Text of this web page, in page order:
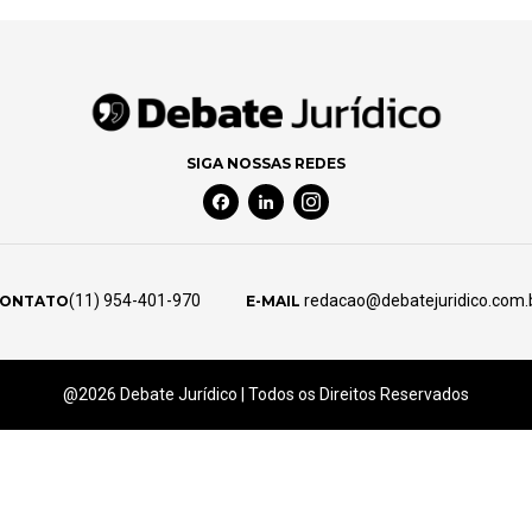
SIGA NOSSAS REDES
Facebook Social Media
Linkedin Social Media
Instagram Social Media
(11) 954-401-970 E-MAIL
@2026 Debate Jurídico | Todos os Direitos Reservados